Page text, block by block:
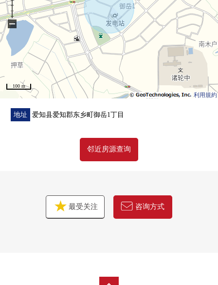
利用規約
100 m
−
地址 爱知县爱知郡东乡町御岳1丁目
邻近房源查询
最受关注 咨询方式